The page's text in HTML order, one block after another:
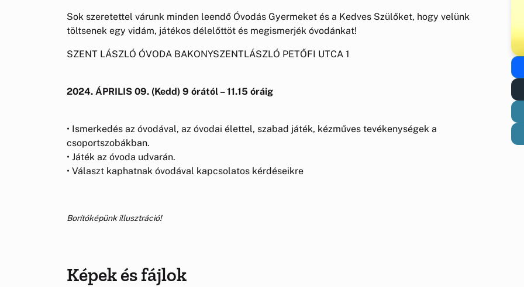
Sok szeretettel várunk minden leendő Óvodás Gyermeket és a Kedves Szülőket, hogy velünk
töltsenek egy vidám, játékos délelőttöt és megismerjék óvodánkat!
SZENT LÁSZLÓ ÓVODA BAKONYSZENTLÁSZLÓ PETŐFI UTCA 1
2024. ÁPRILIS 09. (Kedd) 9 órától – 11.15 óráig
• Ismerkedés az óvodával, az óvodai élettel, szabad játék, kézműves tevékenységek a
csoportszobákban.
• Játék az óvoda udvarán.
• Választ kaphatnak óvodával kapcsolatos kérdéseikre
Borítóképünk illusztráció!
Képek és fájlok